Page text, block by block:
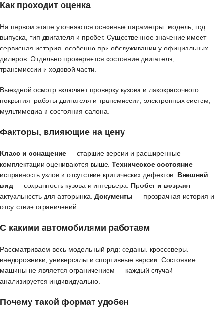
Как проходит оценка
На первом этапе уточняются основные параметры: модель, год
выпуска, тип двигателя и пробег. Существенное значение имеет
сервисная история, особенно при обслуживании у официальных
дилеров. Отдельно проверяется состояние двигателя,
трансмиссии и ходовой части.
Выездной осмотр включает проверку кузова и лакокрасочного
покрытия, работы двигателя и трансмиссии, электронных систем,
мультимедиа и состояния салона.
Факторы, влияющие на цену
Класс и оснащение — старшие версии и расширенные
комплектации оцениваются выше. Техническое состояние —
исправность узлов и отсутствие критических дефектов. Внешний
вид — сохранность кузова и интерьера. Пробег и возраст —
актуальность для авторынка. Документы — прозрачная история и
отсутствие ограничений.
С какими автомобилями работаем
Рассматриваем весь модельный ряд: седаны, кроссоверы,
внедорожники, универсалы и спортивные версии. Состояние
машины не является ограничением — каждый случай
анализируется индивидуально.
Почему такой формат удобен